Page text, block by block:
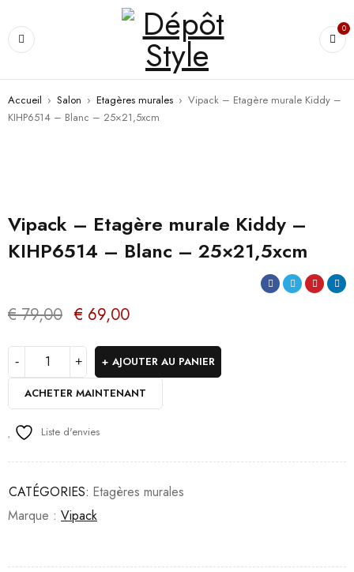
0
Accueil › Salon › Etagères murales › Vipack – Etagère murale Kiddy –
KIHP6514 – Blanc – 25×21,5xcm
Vipack – Etagère murale Kiddy –
KIHP6514 – Blanc – 25×21,5xcm
€79,00 € 69,00
AJOUTER AU PANIER
ACHETER MAINTENANT
Liste d'envies
CATÉGORIES: Etagères murales
Marque : Vipack